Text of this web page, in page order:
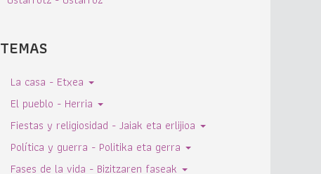
TEMAS
La casa - Etxea
El pueblo - Herria
Fiestas y religiosidad - Jaiak eta erlijioa
Política y guerra - Politika eta gerra
Fases de la vida - Bizitzaren faseak